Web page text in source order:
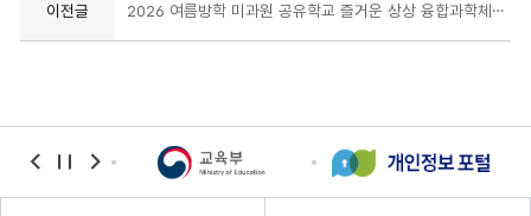
이전글 2026 여름방학 미과원 공유학교 즐거운 상상 융합과학체험 선정 결과
bannerbannerbanner